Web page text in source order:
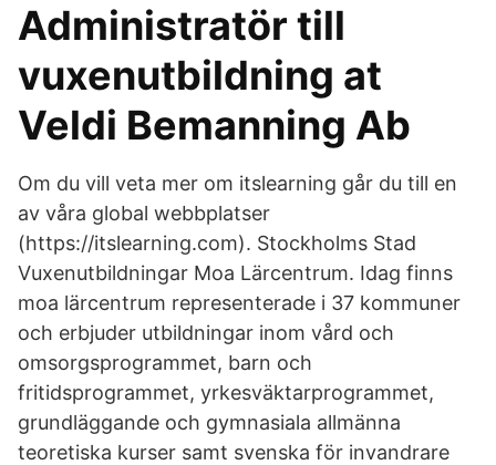
Administratör till
vuxenutbildning at
Veldi Bemanning Ab
Om du vill veta mer om itslearning går du till en
av våra global webbplatser
(https://itslearning.com). Stockholms Stad
Vuxenutbildningar Moa Lärcentrum. Idag finns
moa lärcentrum representerade i 37 kommuner
och erbjuder utbildningar inom vård och
omsorgsprogrammet, barn och
fritidsprogrammet, yrkesväktarprogrammet,
grundläggande och gymnasiala allmänna
teoretiska kurser samt svenska för invandrare